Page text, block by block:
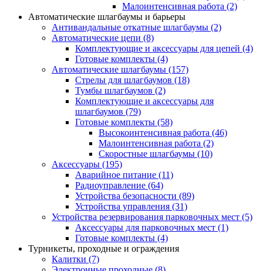
Малоинтенсивная работа (2)
Автоматические шлагбаумы и барьеры
Антивандальные откатные шлагбаумы (2)
Автоматические цепи (8)
Комплектующие и аксессуары для цепей (4)
Готовые комплекты (4)
Автоматические шлагбаумы (157)
Стрелы для шлагбаумов (18)
Тумбы шлагбаумов (2)
Комплектующие и аксессуары для
шлагбаумов (79)
Готовые комплекты (58)
Высокоинтенсивная работа (46)
Малоинтенсивная работа (2)
Скоростные шлагбаумы (10)
Аксессуары (195)
Аварийное питание (11)
Радиоуправление (64)
Устройства безопасности (89)
Устройства управления (31)
Устройства резервирования парковочных мест (5)
Аксессуары для парковочных мест (1)
Готовые комплекты (4)
Турникеты, проходные и ограждения
Калитки (7)